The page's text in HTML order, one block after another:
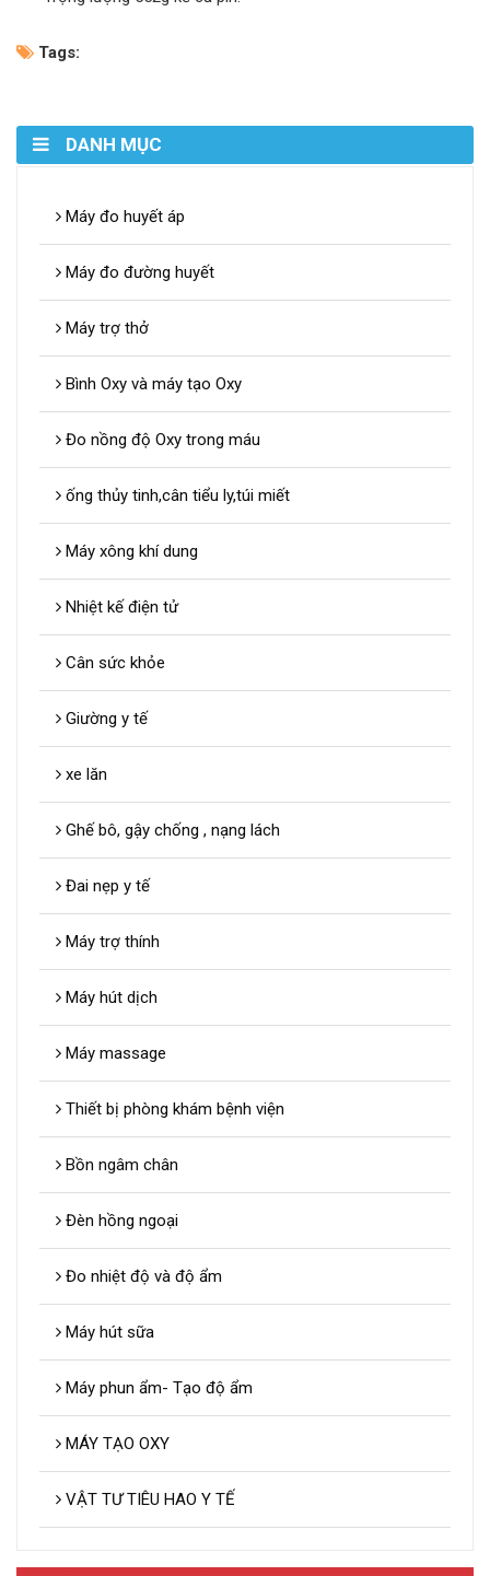
Tags:
DANH MỤC
Máy đo huyết áp
Máy đo đường huyết
Máy trợ thở
Bình Oxy và máy tạo Oxy
Đo nồng độ Oxy trong máu
ống thủy tinh,cân tiểu ly,túi miết
Máy xông khí dung
Nhiệt kế điện tử
Cân sức khỏe
Giường y tế
xe lăn
Ghế bô, gậy chống , nạng lách
Đai nẹp y tế
Máy trợ thính
Máy hút dịch
Máy massage
Thiết bị phòng khám bệnh viện
Bồn ngâm chân
Đèn hồng ngoại
Đo nhiệt độ và độ ẩm
Máy hút sữa
Máy phun ẩm- Tạo độ ẩm
MÁY TẠO OXY
VẬT TƯ TIÊU HAO Y TẾ